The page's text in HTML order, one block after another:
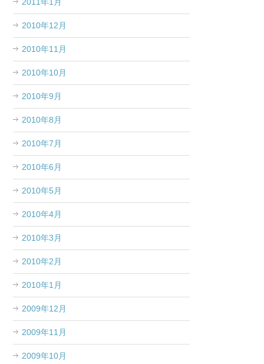
2011年1月
2010年12月
2010年11月
2010年10月
2010年9月
2010年8月
2010年7月
2010年6月
2010年5月
2010年4月
2010年3月
2010年2月
2010年1月
2009年12月
2009年11月
2009年10月